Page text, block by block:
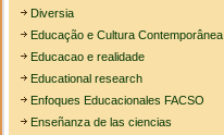
Diversia
Educação e Cultura Contemporânea
Educacao e realidade
Educational research
Enfoques Educacionales FACSO
Enseñanza de las ciencias